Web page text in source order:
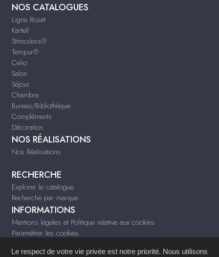
NOS CATALOGUES
Ligne Roset
Kartell
Stressless®
Tempur®
Celio
Salon
Séjour
Chambre
Bureau/Bibliothèque
Compléments
Décoration
NOS RÉALISATIONS
Nos Réalisations
RECHERCHE
Explorer le catalogue
Recherche par marque
INFORMATIONS
Mentions légales et Politique relative aux cookies
Paramétrer les cookies
tiffany-deco.fr
Le respect de votre vie privée est notre priorité. Nous utilisons